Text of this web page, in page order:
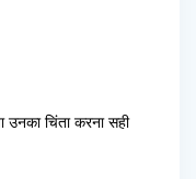
चिंता करना सही